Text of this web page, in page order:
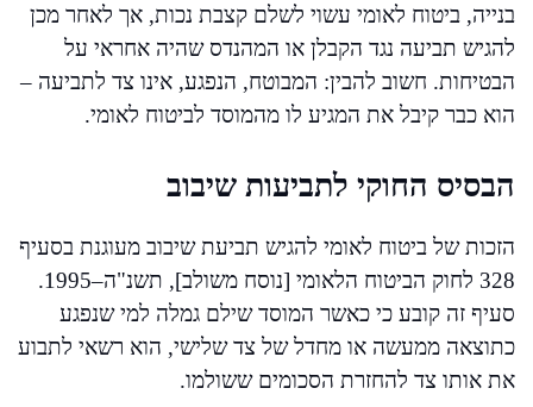
בנייה, ביטוח לאומי עשוי לשלם קצבת נכות, אך לאחר מכן
להגיש תביעה נגד הקבלן או המהנדס שהיה אחראי על
הבטיחות. חשוב להבין: המבוטח, הנפגע, אינו צד לתביעה –
הוא כבר קיבל את המגיע לו מהמוסד לביטוח לאומי.
הבסיס החוקי לתביעות שיבוב
הזכות של ביטוח לאומי להגיש תביעת שיבוב מעוגנת בסעיף
328 לחוק הביטוח הלאומי [נוסח משולב], תשנ"ה–1995.
סעיף זה קובע כי כאשר המוסד שילם גמלה למי שנפגע
כתוצאה ממעשה או מחדל של צד שלישי, הוא רשאי לתבוע
את אותו צד להחזרת הסכומים ששולמו.